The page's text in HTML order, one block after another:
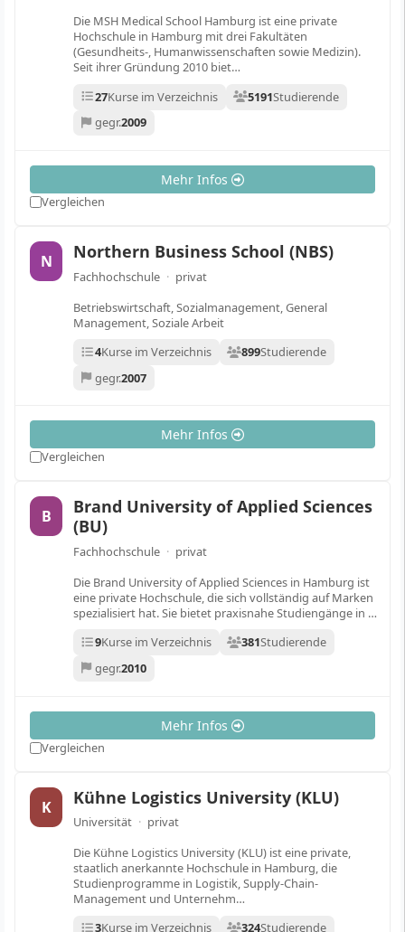
Die MSH Medical School Hamburg ist eine private
Hochschule in Hamburg mit drei Fakultäten
(Gesundheits-, Humanwissenschaften sowie Medizin).
Seit ihrer Gründung 2010 biet…
27Kurse im Verzeichnis 5191Studierende
gegr.2009
Mehr Infos
Vergleichen
N Northern Business School (NBS)
Fachhochschule · privat
Betriebswirtschaft, Sozialmanagement, General
Management, Soziale Arbeit
4Kurse im Verzeichnis 899Studierende
gegr.2007
Mehr Infos
Vergleichen
B
Brand University of Applied Sciences
(BU)
Fachhochschule · privat
Die Brand University of Applied Sciences in Hamburg ist
eine private Hochschule, die sich vollständig auf Marken
spezialisiert hat. Sie bietet praxisnahe Studiengänge in …
9Kurse im Verzeichnis 381Studierende
gegr.2010
Mehr Infos
Vergleichen
K Kühne Logistics University (KLU)
Universität · privat
Die Kühne Logistics University (KLU) ist eine private,
staatlich anerkannte Hochschule in Hamburg, die
Studienprogramme in Logistik, Supply-Chain-
Management und Unternehm…
3Kurse im Verzeichnis 324Studierende